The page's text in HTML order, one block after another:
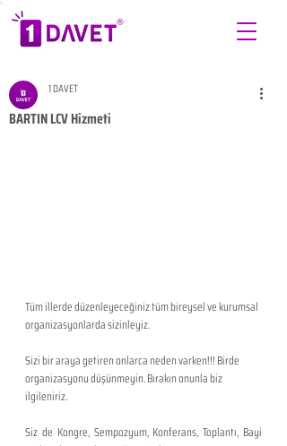
BARTIN LCV Hizmeti
1 DAVET
Tüm illerde düzenleyeceğiniz tüm bireysel ve kurumsal
organizasyonlarda sizinleyiz.
Sizi bir araya getiren onlarca neden varken!!! Birde
organizasyonu düşünmeyin. Bırakın onunla biz
ilgileniriz.
Siz de Kongre, Sempozyum, Konferans, Toplantı, Bayi